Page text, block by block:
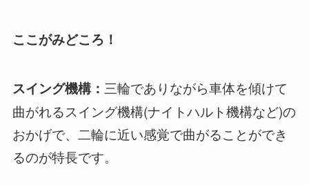
ここがみどころ！
スイング機構： 三輪でありながら車体を傾けて
曲がれるスイング機構(ナイトハルト機構など)の
おかげで、二輪に近い感覚で曲がることができ
るのが特長です。